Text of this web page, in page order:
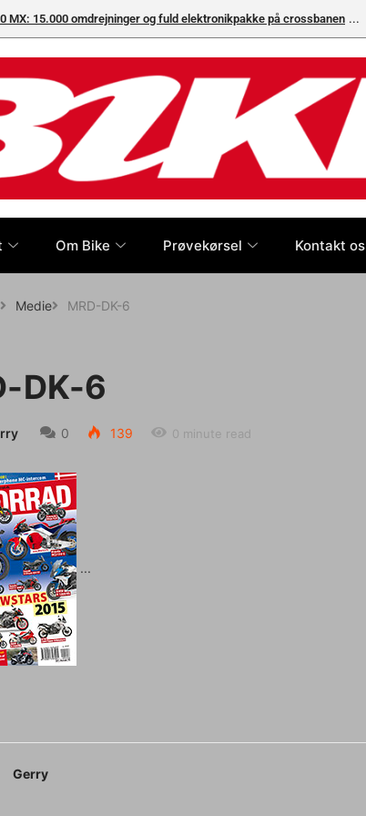
MX: 15.000 omdrejninger og fuld elektronikpakke på crossbanen
Om Bike Prøvekørsel Kontakt os
Medie MRD-DK-6
DK-6
0 139 0 minute read
Gerry